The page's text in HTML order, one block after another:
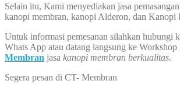
Selain itu, Kami menyediakan jasa
kanopi membran, kanopi Alderon, dan Kanopi
Untuk informasi pemesanan silahkan hubungi
Whats App atau datang langsung ke
Membran jasa kanopi membran berkualitas.
Segera pesan di CT- Membran